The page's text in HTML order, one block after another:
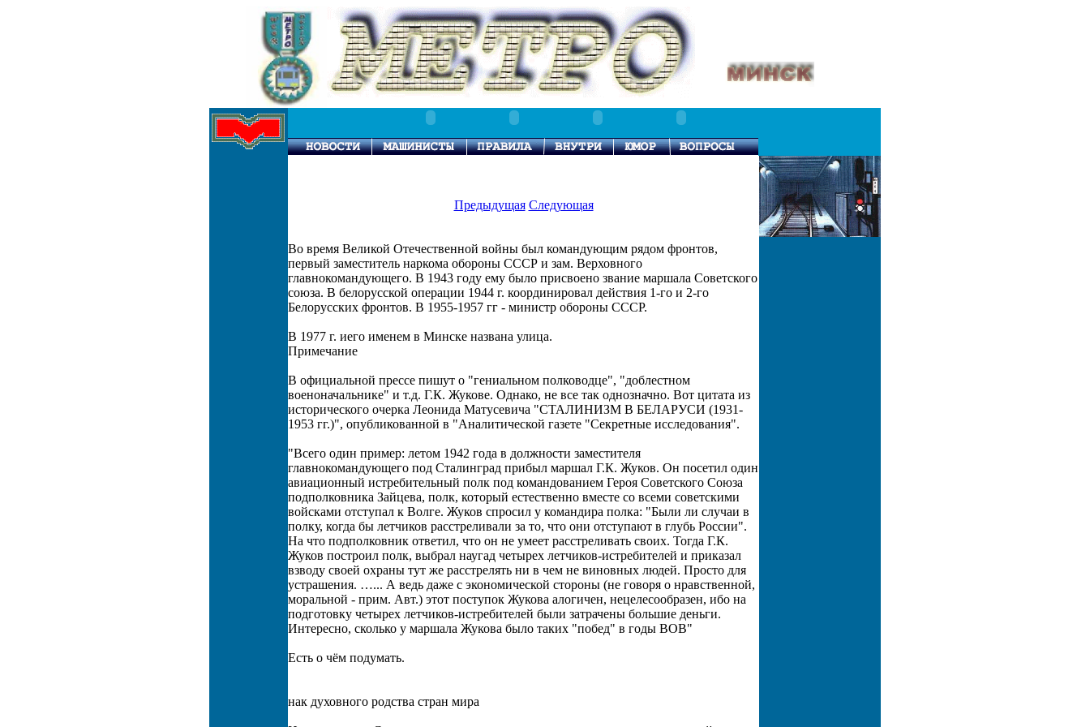
Предыдущая Следующая
Во время Великой Отечественной войны был командующим рядом фронтов,
первый заместитель наркома обороны СССР и зам. Верховного
главнокомандующего. В 1943 году ему было присвоено звание маршала Советского
союза. В белорусской операции 1944 г. координировал действия 1-го и 2-го
Белорусских фронтов. В 1955-1957 гг - министр обороны СССР.
В 1977 г. иего именем в Минске названа улица.
Примечание
В официальной прессе пишут о "гениальном полководце", "доблестном
военоначальнике" и т.д. Г.К. Жукове. Однако, не все так однозначно. Вот цитата из
исторического очерка Леонида Матусевича "СТАЛИНИЗМ В БЕЛАРУСИ (1931-
1953 гг.)", опубликованной в "Аналитической газете "Секретные исследования".
"Всего один пример: летом 1942 года в должности заместителя
главнокомандующего под Сталинград прибыл маршал Г.К. Жуков. Он посетил один
авиационный истребительный полк под командованием Героя Советского Союза
подполковника Зайцева, полк, который естественно вместе со всеми советскими
войсками отступал к Волге. Жуков спросил у командира полка: "Были ли случаи в
полку, когда бы летчиков расстреливали за то, что они отступают в глубь России".
На что подполковник ответил, что он не умеет расстреливать своих. Тогда Г.К.
Жуков построил полк, выбрал наугад четырех летчиков-истребителей и приказал
взводу своей охраны тут же расстрелять ни в чем не виновных людей. Просто для
устрашения. …... А ведь даже с экономической стороны (не говоря о нравственной,
моральной - прим. Авт.) этот поступок Жукова алогичен, нецелесообразен, ибо на
подготовку четырех летчиков-истребителей были затрачены большие деньги.
Интересно, сколько у маршала Жукова было таких "побед" в годы ВОВ"
Есть о чём подумать.
нак духовного родства стран мира